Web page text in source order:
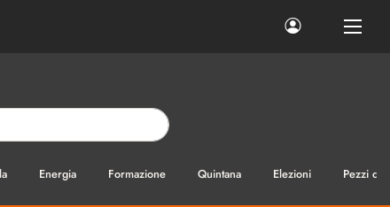
Energia Formazione Quintana Elezioni Pezzi di